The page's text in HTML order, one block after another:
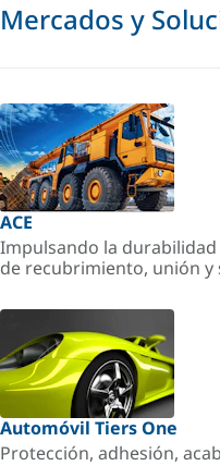
Mercados y
ACE
Impulsando la durabilidad
de recubrimiento, unión y
Automóvil Tiers One
Protección, adhesión,